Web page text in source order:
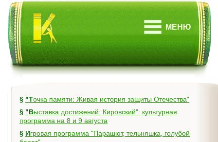
МЕНЮ
§
"Точка памяти: Живая история защиты Отечества"
§ "Выставка достижений: Кировский": культурная
программа на 8 и 9 августа
§ Игровая программа "Парашют, тельняшка, голубой